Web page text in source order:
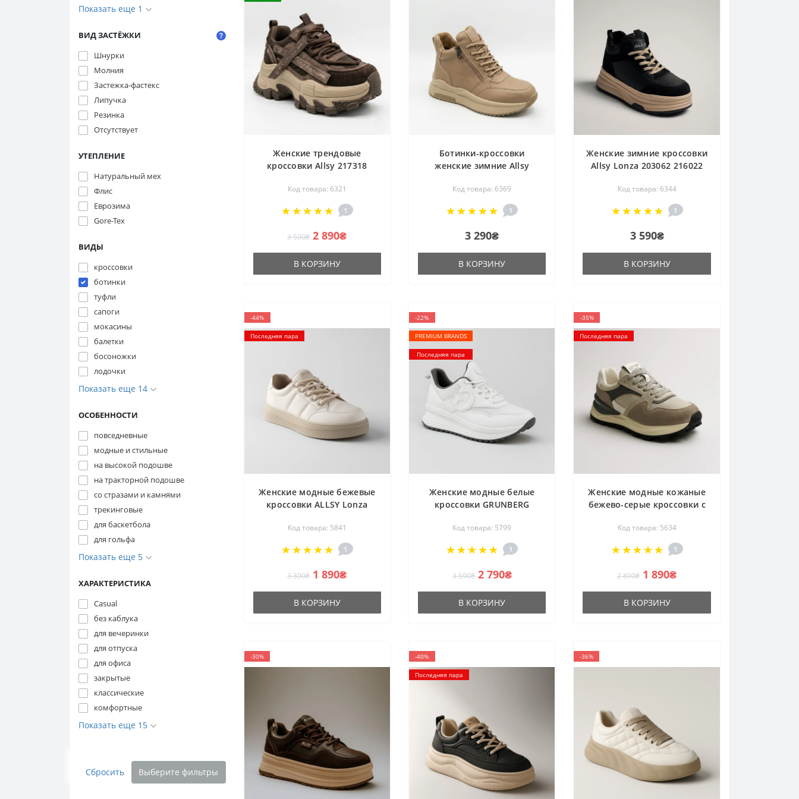
Показать еще 1
ВИД ЗАСТЁЖКИ
Шнурки
Молния
Застежка-фастекс
Липучка
Резинка
Отсутствует
УТЕПЛЕНИЕ
Натуральный мех
Флис
Еврозима
Gore-Tex
ВИДЫ
кроссовки
ботинки
туфли
сапоги
мокасины
балетки
босоножки
лодочки
Показать еще 14
ОСОБЕННОСТИ
повседневные
модные и стильные
на высокой подошве
на тракторной подошве
со стразами и камнями
трекинговые
для баскетбола
для гольфа
Показать еще 5
ХАРАКТЕРИСТИКА
Casual
без каблука
для вечеринки
для отпуска
для офиса
закрытые
классические
комфортные
Показать еще 15
Сбросить Выберите фильтры
Женские трендовые
кроссовки Allsy 217318
26Z51R3419-2 6321 BROWN
SUEDE коричневые из
натуральной кожи в стиле
Код товара: 6321
1
3 590₴ 2 890₴
В КОРЗИНУ
Ботинки-кроссовки
женские зимние Allsy
6369 из натуральной кожи
бежевые на молнии и
шнуровке
Код товара: 6369
1
3 290₴
В КОРЗИНУ
Женские зимние кроссовки
Allsy Lonza 203062 216022
черные с шерстяным
утеплителем
Код товара: 6344
1
3 590₴
В КОРЗИНУ
-44%
Последняя пара
Женские модные бежевые
кроссовки ALLSY Lonza
демисезонные на высокой
Код товара: 5841
1
3 390₴ 1 890₴
В КОРЗИНУ
-22%
PREMIUM BRANDS
Последняя пара
Женские модные белые
кроссовки GRUNBERG
итальянского бренда в
стиле Liu Jo EVA 02
Код товара: 5799
1
3 590₴ 2 790₴
В КОРЗИНУ
-35%
Последняя пара
Женские модные кожаные
бежево-серые кроссовки с
Lonza 182423 a42-s1-21014-
1 grey 5634 демисезонные
Код товара: 5634
1
2 890₴ 1 890₴
В КОРЗИНУ
-30% -40%
Последняя пара
-36%